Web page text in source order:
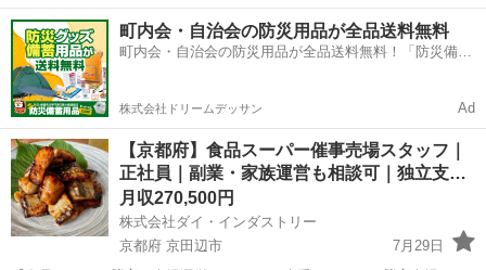
海産物・珍味… など大手スーパーの催事売場で、 海産物…
福岡 福岡市 販売 催事
町内会・自治会の防災用品が全品送料無料
町内会・自治会の防災用品が全品送料無料！「防災備蓄
株式会社ドリームデッサン Ad
【京都府】食品スーパー催事売場スタッフ｜
正社員｜副業・家族運営も相談可｜独立支…
月収270,500円
株式会社ダイ・インダストリー
京都府 京田辺市
7月29日